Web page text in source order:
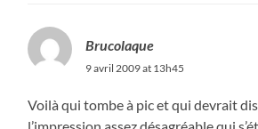
Brucolaque
9 avril 2009 at 13h45
Voilà qui tombe à pic et qui devrait
l’impression assez désagréable qui